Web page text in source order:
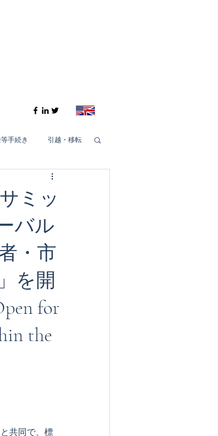
手続き 引越・移転
Cheiron-GIFTS 2020
Cheiron-GIFTS 2024
ミッ
バル
・市
を開
for
the
共同で、標